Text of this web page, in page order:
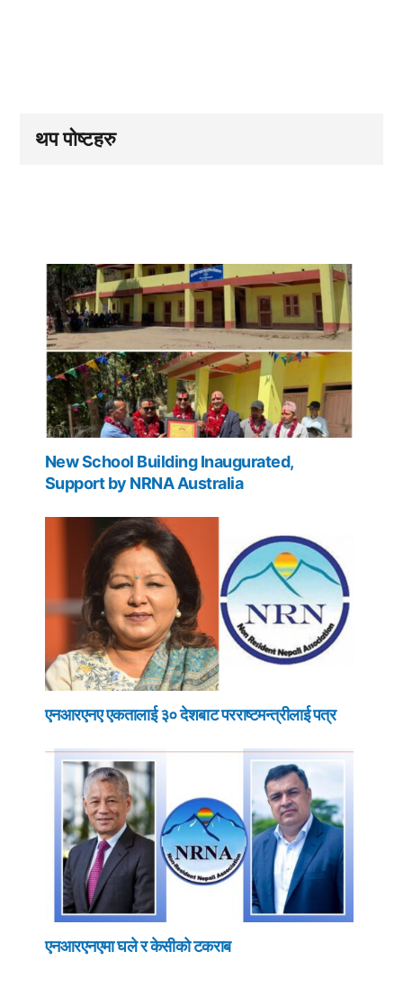
थप पोष्टहरु
New School Building Inaugurated,
Support by NRNA Australia
एनआरएनए एकतालाई ३० देशबाट परराष्टमन्त्रीलाई पत्र
एनआरएनएमा घले र केसीको टकराब